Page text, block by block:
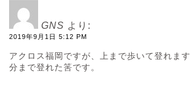
GNS より:
2019年9月1日 5:12 PM
アクロス福岡ですが、上まで歩いて登れま
分まで登れた筈です。